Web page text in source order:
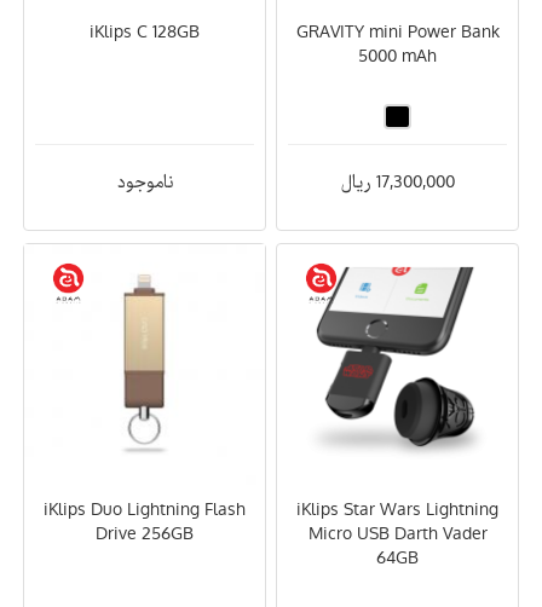
GRAVITY mini Power Bank
5000 mAh
17,300,000 ریال
iKlips C 128GB
ناموجود
iKlips Star Wars Lightning
Micro USB Darth Vader
64GB
iKlips Duo Lightning Flash
Drive 256GB